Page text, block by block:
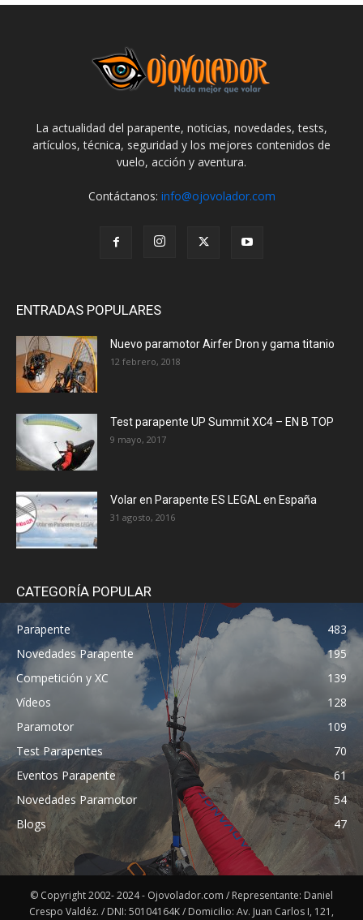
La actualidad del parapente, noticias, novedades, tests,
artículos, técnica, seguridad y los mejores contenidos de
vuelo, acción y aventura.
Contáctanos: info@ojovolador.com
ENTRADAS POPULARES
Nuevo paramotor Airfer Dron y gama titanio
12 febrero, 2018
Test parapente UP Summit XC4 – EN B TOP
9 mayo, 2017
Volar en Parapente ES LEGAL en España
31 agosto, 2016
CATEGORÍA POPULAR
Parapente
483
Novedades Parapente
195
Competición y XC
139
Vídeos
128
Paramotor
109
Test Parapentes
70
Eventos Parapente
61
Novedades Paramotor
54
Blogs
47
© Copyright 2002- 2024 - Ojovolador.com / Representante: Daniel
Crespo Valdéz. / DNI: 50104164K / Domicilio: Av. Juan Carlos I, 121,